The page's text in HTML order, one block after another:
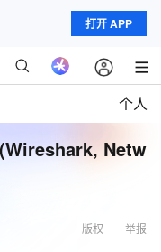
打开 APP
个人
Netw
举报
版权